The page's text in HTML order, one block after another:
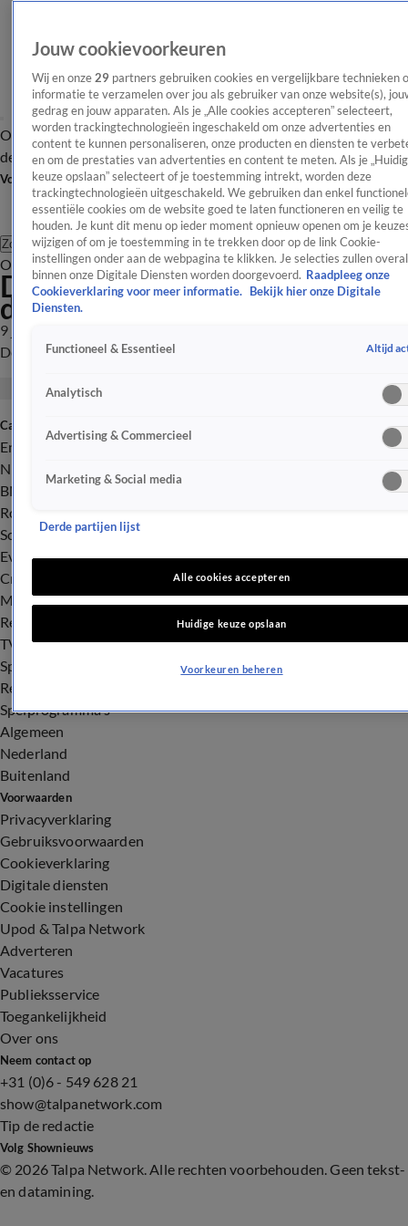
OverzichtAfleveringen Entertainment TV Algemeen
Tip
de redactieNieuwsbrief
Volg Shownieuws
Zoeken
OverzichtEntertainmentSpraakmakendRealityCrimeVideo's
De Amsterdamse Zomer 2023,
dag 2
9 juli 2023, 09:12
De Amsterdamse Zomer 2023, dag 2.
Categorieën
Entertainment
Nieuws
BN'ers
Royalty
Songfestival
Evenementen
Crime
Misdaad
Rechtszaken
TV
Spraakmakend
Reality
Spelprogramma's
Algemeen
Nederland
Buitenland
Voorwaarden
Privacyverklaring
Gebruiksvoorwaarden
Cookieverklaring
Digitale diensten
Cookie instellingen
Upod & Talpa Network
Adverteren
Vacatures
Publieksservice
Toegankelijkheid
Over ons
Neem contact op
+31 (0)6 - 549 628 21
show@talpanetwork.com
Tip de redactie
Volg Shownieuws
© 2026 Talpa Network. Alle rechten voorbehouden. Geen tekst-
en datamining.
Jouw cookievoorkeuren
Wij en onze 29 partners gebruiken cookies en vergelijkbare technieken
informatie te verzamelen over jou als gebruiker van onze website(s),
gedrag en jouw apparaten. Als je „Alle cookies accepteren” selecteert,
worden trackingtechnologieën ingeschakeld om onze advertenties en
content te kunnen personaliseren, onze producten en diensten te
en om de prestaties van advertenties en content te meten. Als je
keuze opslaan” selecteert of je toestemming intrekt, worden deze
trackingtechnologieën uitgeschakeld. We gebruiken dan enkel
essentiële cookies om de website goed te laten functioneren en veilig te
houden. Je kunt dit menu op ieder moment opnieuw openen om je
wijzigen of om je toestemming in te trekken door op de link Cookie-
instellingen onder aan de webpagina te klikken. Je selecties zullen overal
binnen onze Digitale Diensten worden doorgevoerd. Raadpleeg onze
Cookieverklaring voor meer informatie.
Bekijk hier onze Digitale
Diensten.
Functioneel & Essentieel Altijd
Analytisch
Advertising & Commercieel
Marketing & Social media
Derde partijen lijst
Alle cookies accepteren
Huidige keuze opslaan
Voorkeuren beheren